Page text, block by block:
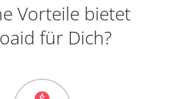
Vorteile bietet
für Dich?